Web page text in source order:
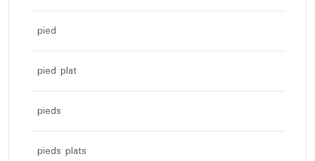
pied
pied plat
pieds
pieds plats